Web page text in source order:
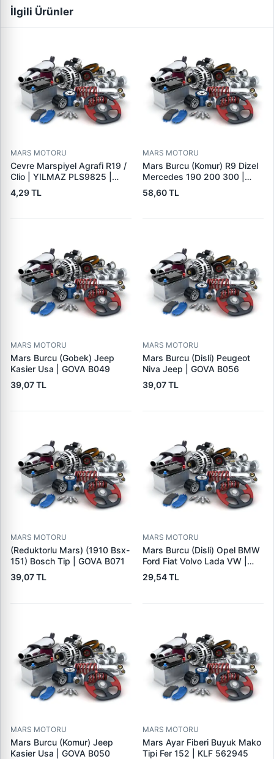
İlgili Ürünler
MARS MOTORU
Cevre Marspiyel Agrafi R19 /
Clio | YILMAZ PLS9825 |
OEM 7703077256
4,29 TL
MARS MOTORU
Mars Burcu (Komur) R9 Dizel
Mercedes 190 200 300 |
GOVA B047
58,60 TL
MARS MOTORU
Mars Burcu (Gobek) Jeep
Kasier Usa | GOVA B049
39,07 TL
MARS MOTORU
Mars Burcu (Disli) Peugeot
Niva Jeep | GOVA B056
39,07 TL
MARS MOTORU
(Reduktorlu Mars) (1910 Bsx-
151) Bosch Tip | GOVA B071
39,07 TL
MARS MOTORU
Mars Burcu (Disli) Opel BMW
Ford Fiat Volvo Lada VW |
GOVA B090
29,54 TL
MARS MOTORU
Mars Burcu (Komur) Jeep
Kasier Usa | GOVA B050
MARS MOTORU
Mars Ayar Fiberi Buyuk Mako
Tipi Fer 152 | KLF 562945